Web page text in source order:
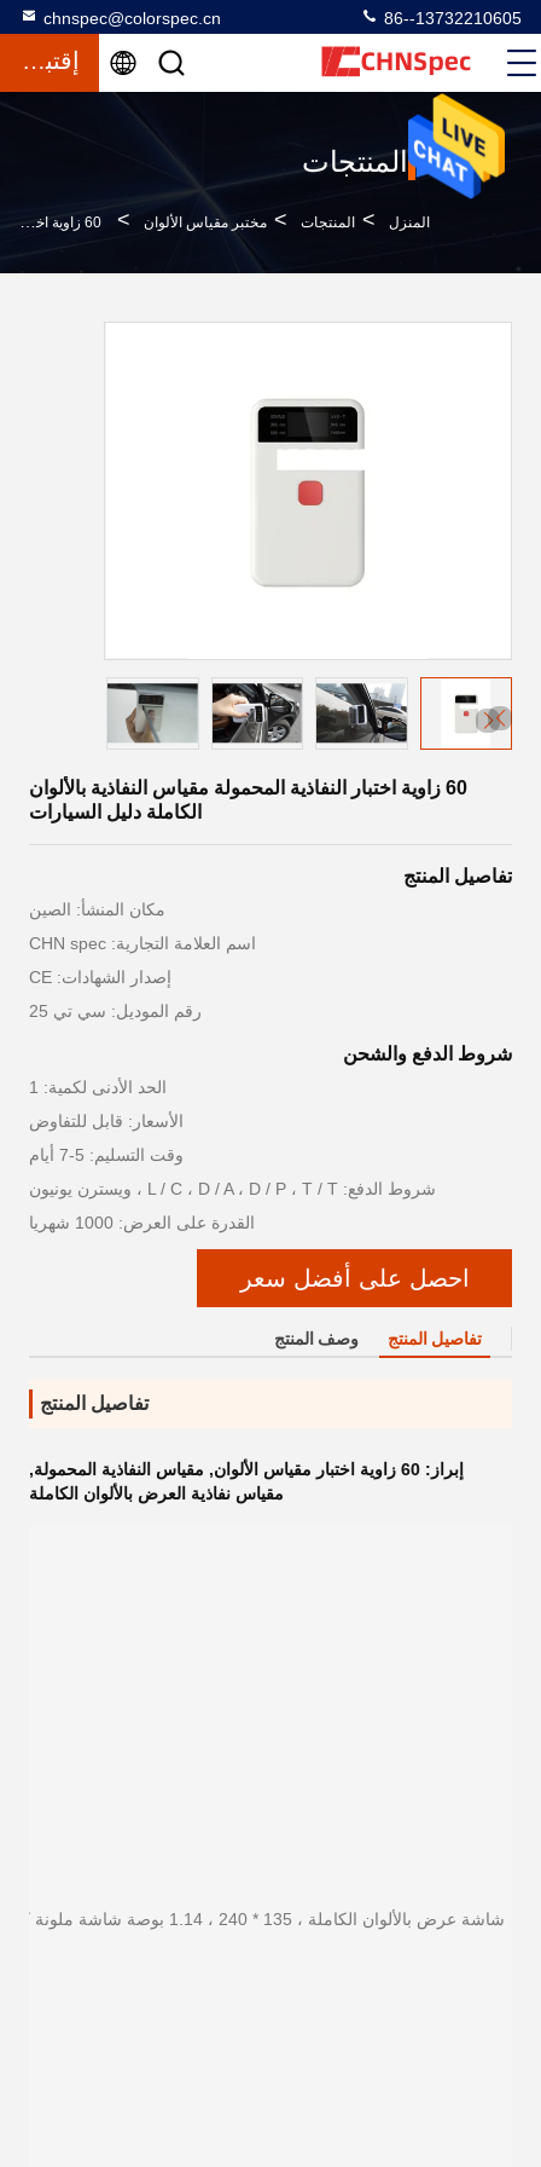
chnspec@colorspec.cn 86--13732210605
إقتباس
المنتجات
المنزل > المنتجات > مختبر مقياس الألوان > 60 زاوية اختبار النفاذية المحمولة مقياس النفاذية بالألوان الكاملة دليل السيارات
60 زاوية اختبار النفاذية المحمولة مقياس النفاذية بالألوان
الكاملة دليل السيارات
تفاصيل المنتج
مكان المنشأ: الصين
اسم العلامة التجارية: CHN spec
إصدار الشهادات: CE
رقم الموديل: سي تي 25
شروط الدفع والشحن
الحد الأدنى لكمية: 1
الأسعار: قابل للتفاوض
وقت التسليم: 5-7 أيام
شروط الدفع: L / C ، D / A ، D / P ، T / T ، ويسترن يونيون
القدرة على العرض: 1000 شهريا
احصل على أفضل سعر
تفاصيل المنتج وصف المنتج
تفاصيل المنتج
إبراز: 60 زاوية اختبار مقياس الألوان , مقياس النفاذية المحمولة,
مقياس نفاذية العرض بالألوان الكاملة
شاشة عرض بالألوان الكاملة ، 135 * 240 ، 1.14 بوصة شاشة ملونة كاملة ،: